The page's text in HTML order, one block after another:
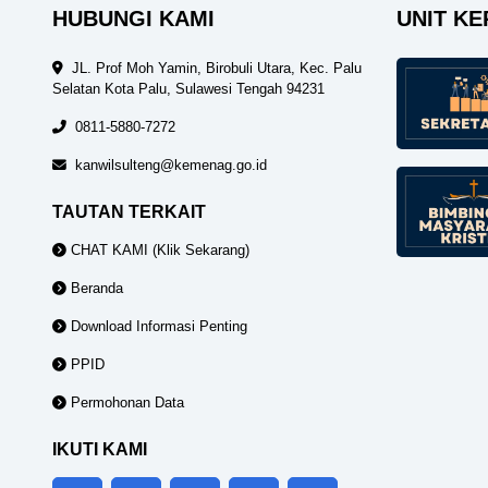
HUBUNGI KAMI
JL. Prof Moh Yamin, Birobuli Utara, Kec. Palu
Selatan Kota Palu, Sulawesi Tengah 94231
0811-5880-7272
kanwilsulteng@kemenag.go.id
TAUTAN TERKAIT
CHAT KAMI (Klik Sekarang)
Beranda
Download Informasi Penting
PPID
Permohonan Data
IKUTI KAMI
UNIT